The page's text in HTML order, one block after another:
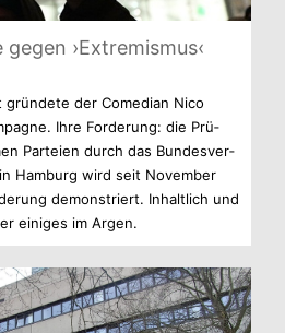
gegen ›Extre­mis­mus‹
grün­dete der Come­dian Nico
Ihre For­de­rung: die Prü­
Par­teien durch das Bun­des­ver­
Ham­burg wird seit Novem­ber
demons­triert. Inhalt­lich und
eini­ges im Argen.